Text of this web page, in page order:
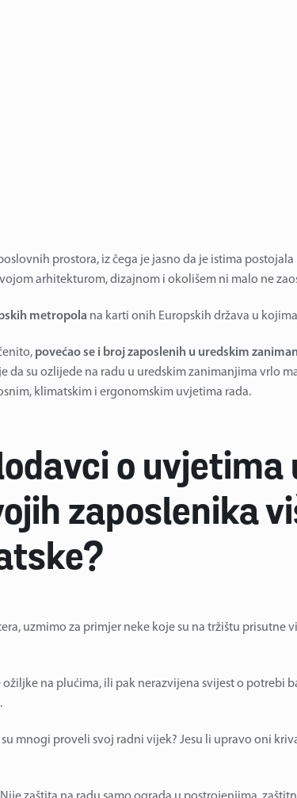
prostora, iz čega je jasno da je istima
arhitekturom, dizajnom i okolišem ni malo ne
metropola na karti onih Europskih država u
povećao se i broj zaposlenih u uredskim
su ozlijede na radu u uredskim zanimanjima vrlo
klimatskim i ergonomskim uvjetima rada.
o uvjetima
zaposlenika
uzmimo za primjer neke koje su na tržištu prisutne
na plućima, ili pak nerazvijena svijest o potrebi
mnogi proveli svoj radni vijek? Jesu li upravo oni